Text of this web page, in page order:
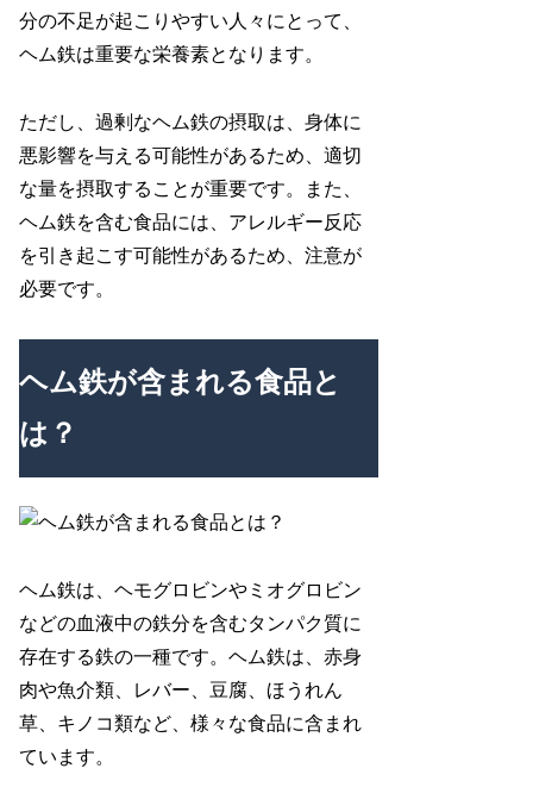
分の不足が起こりやすい人々にとって、
ヘム鉄は重要な栄養素となります。
ただし、過剰なヘム鉄の摂取は、身体に
悪影響を与える可能性があるため、適切
な量を摂取することが重要です。また、
ヘム鉄を含む食品には、アレルギー反応
を引き起こす可能性があるため、注意が
必要です。
ヘム鉄が含まれる食品と
は？
ヘム鉄は、ヘモグロビンやミオグロビン
などの血液中の鉄分を含むタンパク質に
存在する鉄の一種です。ヘム鉄は、赤身
肉や魚介類、レバー、豆腐、ほうれん
草、キノコ類など、様々な食品に含まれ
ています。